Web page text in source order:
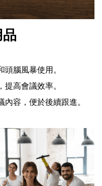
品
頭腦風暴使用。
提高會議效率。
容，便於後續跟進。